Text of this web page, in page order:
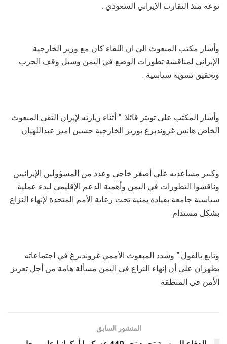
نوعه منذ التقارب الإيراني السعودي .
وأشار مكتب المبعوث الى ان اللقاء كان مع وزير الخارجية
الإيراني لمناقشة تطورات الوضع في اليمن وسبل وقف الحرب
وتحقيق تسوية سياسية .
وأشار المكتب على تويتر قائلا :” أثناء زيارته لإيران التقى المبعوث
الخاص هانس غروندبرغ بوزير الخارجية حسين امير عبداللهيان
وكبير مساعديه علي أصغر خاجي وعدد من المسؤولين الإيرانيين
وناقشوا التطورات في اليمن وأهمية الدعم الإقليمي لبدء عملية
سياسية جامعة بقيادة يمنية تحت رعاية الأمم المتحدة لإنهاء النزاع
بشكل مستدام
وتابع بالقول:” وشدد المبعوث الأممي غروندبرغ في اجتماعاته
بطهران على أن إنهاء النزاع في اليمن مسألة هامة من أجل تعزيز
الأمن في المنطقة
المنشور السابق